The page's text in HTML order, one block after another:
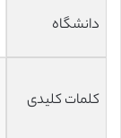
دانشگاه
کلمات کلیدی